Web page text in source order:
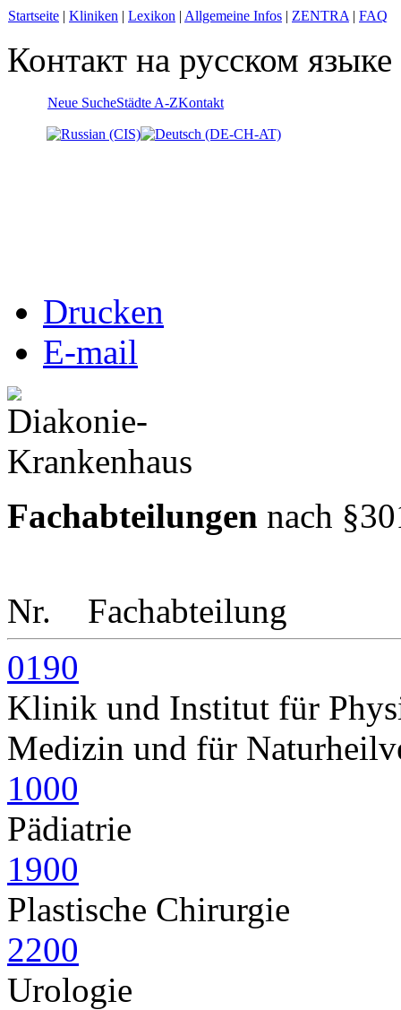
Startseite | Kliniken | Lexikon | Allgemeine Infos | ZENTRA | FAQ
Контакт на русском
Neue SucheStädte A-ZKontakt
Drucken
E-mail
Fachabteilungen nach
Nr.
Fachabteilung
0190
Klinik und Institut für
Medizin und für
1000
Pädiatrie
1900
Plastische Chirurgie
2200
Urologie